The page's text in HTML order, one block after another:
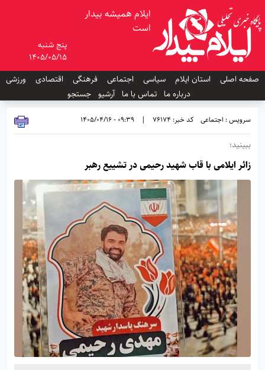
ایلام همیشه بیدار
است
پنج شنبه
1405/05/15
صفحه اصلی
استان ایلام سیاسی اجتماعی فرهنگی اقتصادی
ورزشی
درباره ما تماس با ما آرشیو جستجو
سرویس : اجتماعی کد خبر: 76174 |
09:39 - 1405/04/16
ببینید؛
زائر ایلامی با قاب شهید رحیمی در تشییع رهبر